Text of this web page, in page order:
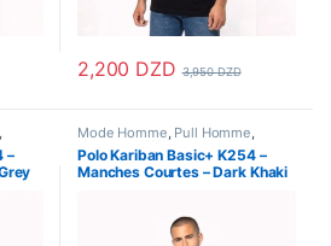
Les options peuvent être
2,200 DZD 3,950DZD
Ce produit a plusieurs
,
–
Mode Homme, Pull Homme,
Vetements Homme
Polo Kariban Basic+ K254 –
Manches Courtes – Dark Khaki